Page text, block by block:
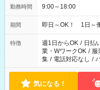
勤務時間 9:00～18:00
期間 即日～OK！ 1日～
特徴 週1日からOK / 日払
業・WワークOK / 服
集 / 電話対応なし /
気になる！